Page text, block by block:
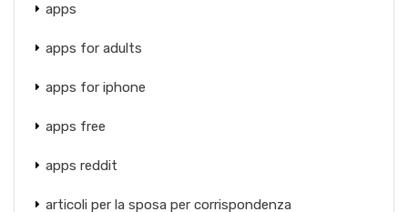
apps
apps for adults
apps for iphone
apps free
apps reddit
articoli per la sposa per corrispondenza